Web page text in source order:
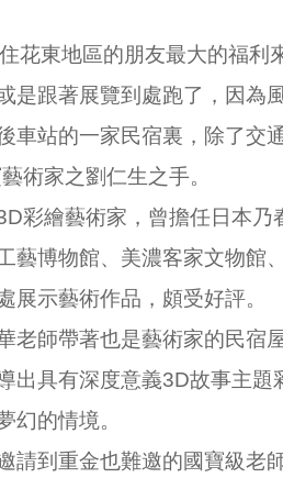
花東地區的朋友最大的福利
是跟著展覽到處跑了，因為
車站的一家民宿裏，除了交
術家之劉仁生之手。
彩繪藝術家，曾擔任日本乃
藝博物館、美濃客家文物館
展示藝術作品，頗受好評。
老師帶著也是藝術家的民宿
出具有深度意義3D故事主題
幻的情境。
請到重金也難邀的國寶級老